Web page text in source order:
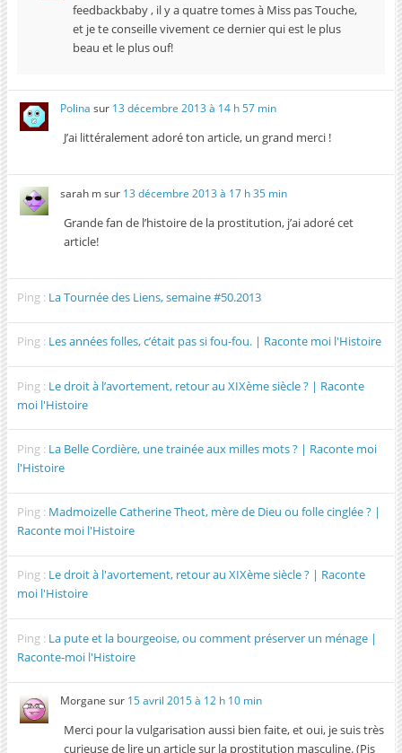
feedbackbaby , il y a quatre tomes à Miss pas Touche,
et je te conseille vivement ce dernier qui est le plus
beau et le plus ouf!
Polina sur 13 décembre 2013 à 14 h 57 min
J’ai littéralement adoré ton article, un grand merci !
sarah msur 13 décembre 2013 à 17 h 35 min
Grande fan de l’histoire de la prostitution, j’ai adoré cet
article!
Ping : La Tournée des Liens, semaine #50.2013
Ping : Les années folles, c’était pas si fou-fou. | Raconte moi l'Histoire
Ping : Le droit à l’avortement, retour au XIXème siècle ? | Raconte
moi l'Histoire
Ping : La Belle Cordière, une trainée aux milles mots ? | Raconte moi
l'Histoire
Ping : Madmoizelle Catherine Theot, mère de Dieu ou folle cinglée ? |
Raconte moi l'Histoire
Ping : Le droit à l'avortement, retour au XIXème siècle ? | Raconte
moi l'Histoire
Ping : La pute et la bourgeoise, ou comment préserver un ménage |
Raconte-moi l'Histoire
Morgane sur 15 avril 2015 à 12 h 10 min
Merci pour la vulgarisation aussi bien faite, et oui, je suis très
curieuse de lire un article sur la prostitution masculine. (Pis